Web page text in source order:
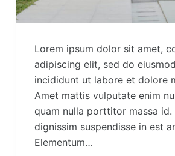
Lorem ipsum dolor sit amet,
adipiscing elit, sed do
incididunt ut labore et dolore
Amet mattis vulputate enim
quam nulla porttitor massa id.
dignissim suspendisse in est
Elementum…